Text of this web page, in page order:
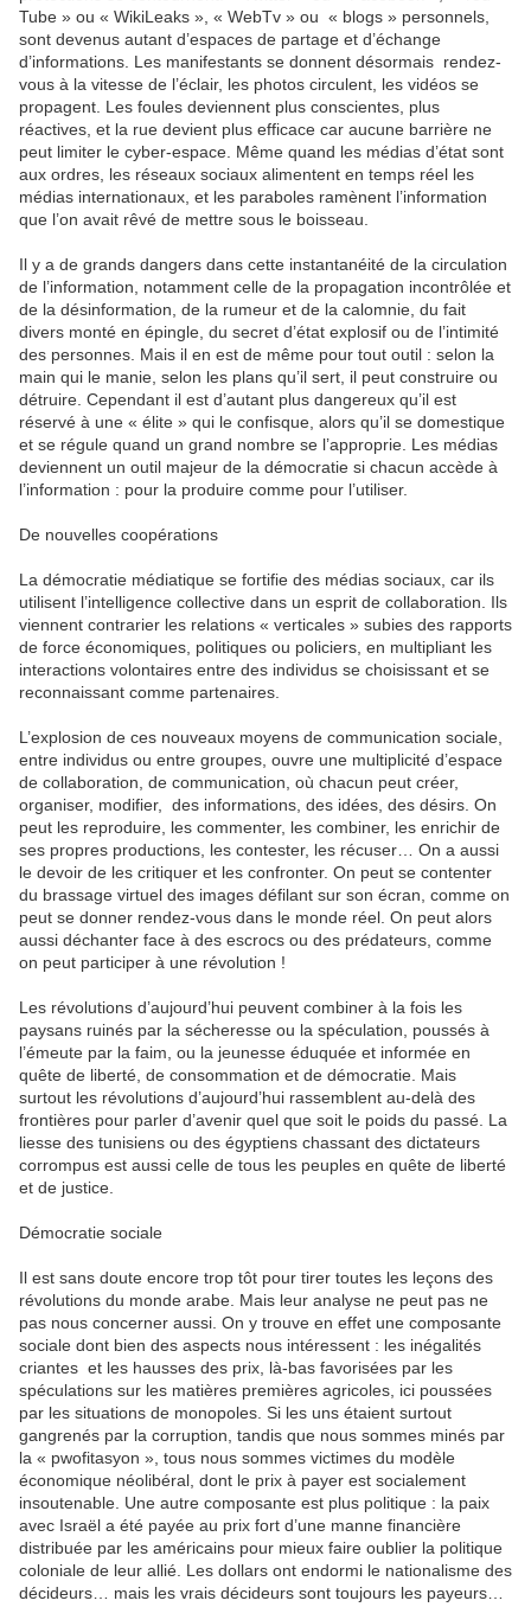
Tube » ou « WikiLeaks », « WebTv » ou « blogs » personnels,
sont devenus autant d’espaces de partage et d’échange
d’informations. Les manifestants se donnent désormais rendez-
vous à la vitesse de l’éclair, les photos circulent, les vidéos se
propagent. Les foules deviennent plus conscientes, plus
réactives, et la rue devient plus efficace car aucune barrière ne
peut limiter le cyber-espace. Même quand les médias d’état sont
aux ordres, les réseaux sociaux alimentent en temps réel les
médias internationaux, et les paraboles ramènent l’information
que l’on avait rêvé de mettre sous le boisseau.
Il y a de grands dangers dans cette instantanéité de la circulation
de l’information, notamment celle de la propagation incontrôlée et
de la désinformation, de la rumeur et de la calomnie, du fait
divers monté en épingle, du secret d’état explosif ou de l’intimité
des personnes. Mais il en est de même pour tout outil : selon la
main qui le manie, selon les plans qu’il sert, il peut construire ou
détruire. Cependant il est d’autant plus dangereux qu’il est
réservé à une « élite » qui le confisque, alors qu’il se domestique
et se régule quand un grand nombre se l’approprie. Les médias
deviennent un outil majeur de la démocratie si chacun accède à
l’information : pour la produire comme pour l’utiliser.
De nouvelles coopérations
La démocratie médiatique se fortifie des médias sociaux, car ils
utilisent l’intelligence collective dans un esprit de collaboration. Ils
viennent contrarier les relations « verticales » subies des rapports
de force économiques, politiques ou policiers, en multipliant les
interactions volontaires entre des individus se choisissant et se
reconnaissant comme partenaires.
L’explosion de ces nouveaux moyens de communication sociale,
entre individus ou entre groupes, ouvre une multiplicité d’espace
de collaboration, de communication, où chacun peut créer,
organiser, modifier, des informations, des idées, des désirs. On
peut les reproduire, les commenter, les combiner, les enrichir de
ses propres productions, les contester, les récuser… On a aussi
le devoir de les critiquer et les confronter. On peut se contenter
du brassage virtuel des images défilant sur son écran, comme on
peut se donner rendez-vous dans le monde réel. On peut alors
aussi déchanter face à des escrocs ou des prédateurs, comme
on peut participer à une révolution !
Les révolutions d’aujourd’hui peuvent combiner à la fois les
paysans ruinés par la sécheresse ou la spéculation, poussés à
l’émeute par la faim, ou la jeunesse éduquée et informée en
quête de liberté, de consommation et de démocratie. Mais
surtout les révolutions d’aujourd’hui rassemblent au-delà des
frontières pour parler d’avenir quel que soit le poids du passé. La
liesse des tunisiens ou des égyptiens chassant des dictateurs
corrompus est aussi celle de tous les peuples en quête de liberté
et de justice.
Démocratie sociale
Il est sans doute encore trop tôt pour tirer toutes les leçons des
révolutions du monde arabe. Mais leur analyse ne peut pas ne
pas nous concerner aussi. On y trouve en effet une composante
sociale dont bien des aspects nous intéressent : les inégalités
criantes et les hausses des prix, là-bas favorisées par les
spéculations sur les matières premières agricoles, ici poussées
par les situations de monopoles. Si les uns étaient surtout
gangrenés par la corruption, tandis que nous sommes minés par
la « pwofitasyon », tous nous sommes victimes du modèle
économique néolibéral, dont le prix à payer est socialement
insoutenable. Une autre composante est plus politique : la paix
avec Israël a été payée au prix fort d’une manne financière
distribuée par les américains pour mieux faire oublier la politique
coloniale de leur allié. Les dollars ont endormi le nationalisme des
décideurs… mais les vrais décideurs sont toujours les payeurs…